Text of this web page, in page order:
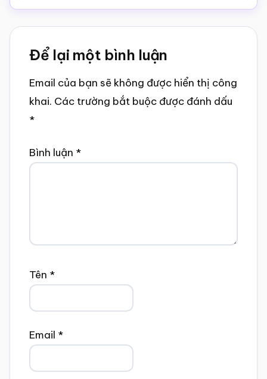
Reader
Interactions
Để lại một bình luận
Email của bạn sẽ không được hiển thị công
khai. Các trường bắt buộc được đánh dấu
*
Bình luận *
Tên *
Email *